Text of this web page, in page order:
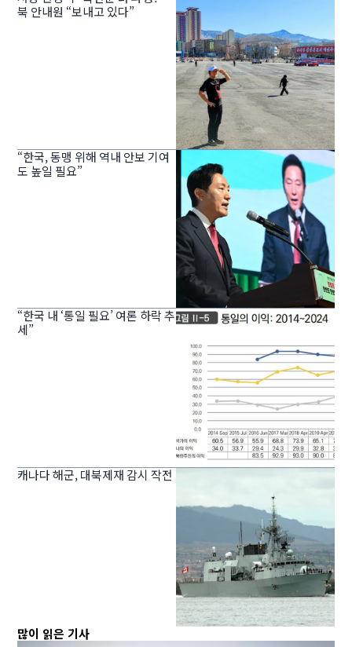
북 안내원 “보내고 있다”
“한국, 동맹 위해 역내 안보 기여
도 높일 필요”
“한국 내 ‘통일 필요’ 여론 하락 추
세”
캐나다 해군, 대북제재 감시 작전
많이 읽은 기사